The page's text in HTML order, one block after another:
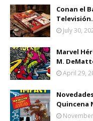
Conan el
July 30,
Marvel
M.
April 29,
Quincena